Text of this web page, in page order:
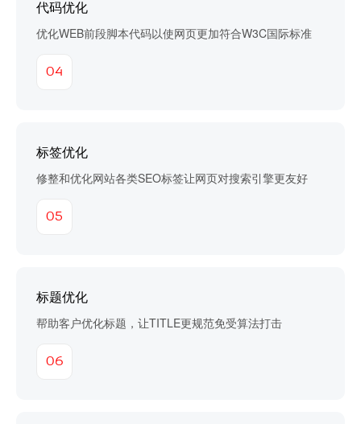
代码优化
优化WEB前段脚本代码以使网页更加符合W3C国际标准
04
标签优化
修整和优化网站各类SEO标签让网页对搜索引擎更友好
05
标题优化
帮助客户优化标题，让TITLE更规范免受算法打击
06